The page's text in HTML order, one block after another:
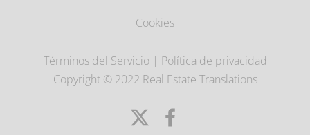
Cookies
Términos del Servicio| Política de privacidad
Copyright © 2022 Real Estate Translations